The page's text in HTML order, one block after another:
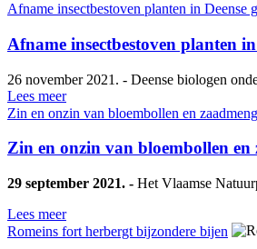
Afname insectbestoven planten in Deense
Afname insectbestoven planten
26 november 2021. - Deense biologen
Lees meer
Zin en onzin van bloembollen en
Zin en onzin van bloembollen en
29 september 2021. - Het Vlaamse
Lees meer
Romeins fort herbergt bijzondere bijen